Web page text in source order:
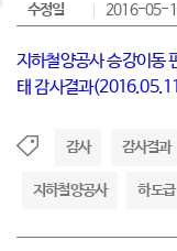
수정일
2016-05-
지하철양공사 승강이동
태 감사결과
감사 감사결과
지하철양공사 하도급